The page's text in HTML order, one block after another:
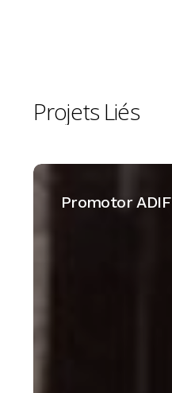
Projets Liés
Promotor
Promotor ADIF